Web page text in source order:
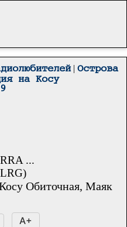
| Острова
на Косу
...
Обиточная, Маяк
A+